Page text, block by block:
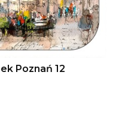
Poznań 12